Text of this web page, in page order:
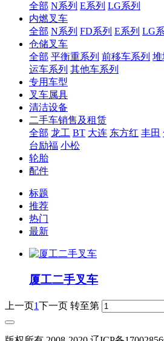
全部 N系列 E系列 LG系列
内燃叉车
全部 N系列 FD系列 E系列 LG
仓储叉车
全部 平衡重系列 前移车系列 堆
运车系列 其他车系列
专用车型
叉车属具
清洁设备
二手车销售及租赁
全部 龙工 BT 大连 东方红 丰田
台励福 小松
轮胎
配件
标题
推荐
热门
最新
厦工二手叉车
上一页1下一页 转至第